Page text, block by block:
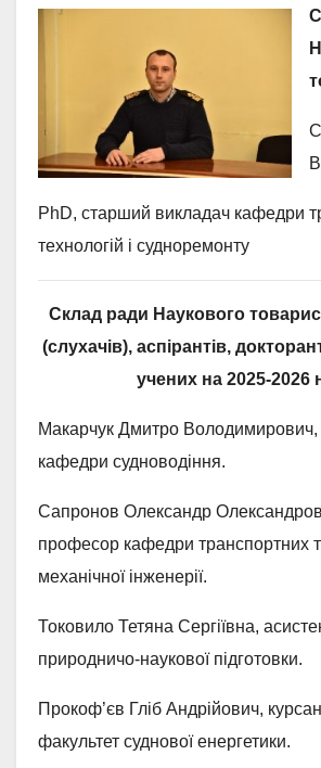
PhD, старший викладач кафедри
технологій і судноремонту
Склад ради Наукового
(слухачів), аспірантів,
учених на 2025-2026
Макарчук Дмитро Володимирович,
кафедри судноводіння.
Сапронов Олександр
професор кафедри транспортних
механічної інженерії.
Токовило Тетяна Сергіївна,
природничо-наукової підготовки.
Прокоф’єв Гліб Андрійович,
факультет суднової енергетики.